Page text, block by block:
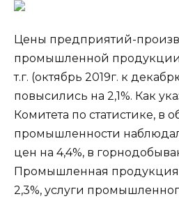
Цены предприятий-
промышленной продукции
т.г. (октябрь 2019г. к
повысились на 2,1%. Как
Комитета по статистике, в
промышленности
цен на 4,4%, в
Промышленная продукция
2,3%, услуги